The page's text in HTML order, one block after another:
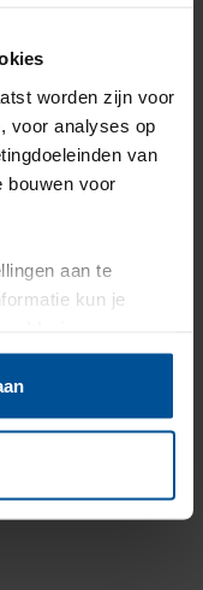
worden zijn voor
voor analyses op
van
bouwen voor
aan te
kun je
informatie over